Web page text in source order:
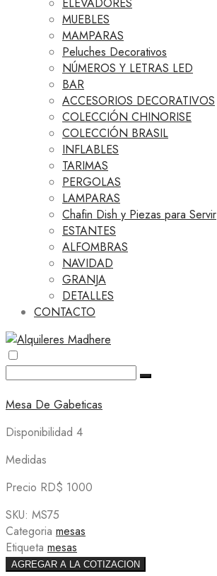
MUEBLES
MAMPARAS
Peluches Decorativos
NÚMEROS Y LETRAS LED
BAR
ACCESORIOS DECORATIVOS
COLECCIÓN CHINORISE
COLECCIÓN BRASIL
INFLABLES
TARIMAS
PERGOLAS
LAMPARAS
Chafin Dish y Piezas para Servir
ESTANTES
ALFOMBRAS
NAVIDAD
GRANJA
DETALLES
CONTACTO
Mesa De Gabeticas
Disponibilidad 4
Medidas
Precio RD$ 1000
SKU: MS75
Categoria mesas
Etiqueta mesas
AGREGAR A LA COTIZACION